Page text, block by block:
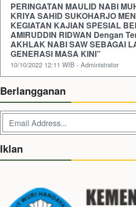
PERINGATAN MAULID NABI
KRIYA SAHID SUKOHARJO
KEGIATAN KAJIAN SPESIAL
AMIRUDDIN RIDWAN Dengan
AKHLAK NABI SAW SEBAGAI
GENERASI MASA KINI”
10/10/2022 12:11 WIB - Administrator
Berlangganan
Iklan